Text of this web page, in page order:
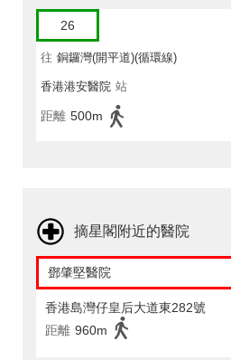
26
往 銅鑼灣(開平道)(循環線)
香港港安醫院 站
距離 500m
摘星閣附近的醫院
鄧肇堅醫院
香港島灣仔皇后大道東282號
距離 960m